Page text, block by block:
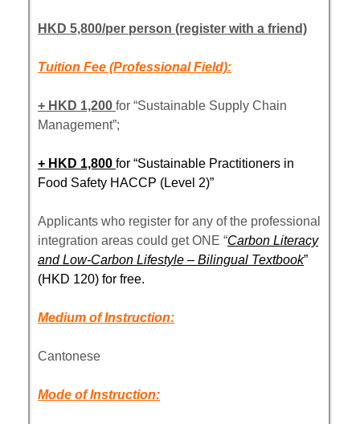
HKD 5,800/per person (register with a friend)
Tuition Fee (Professional Field):
+ HKD 1,200 for “Sustainable Supply Chain
Management”;
+ HKD 1,800 for “Sustainable Practitioners in
Food Safety HACCP (Level 2)”
Applicants who register for any of the professional
integration areas could get ONE “Carbon Literacy
and Low-Carbon Lifestyle – Bilingual Textbook”
(HKD 120) for free.
Medium of Instruction:
Cantonese
Mode of Instruction: